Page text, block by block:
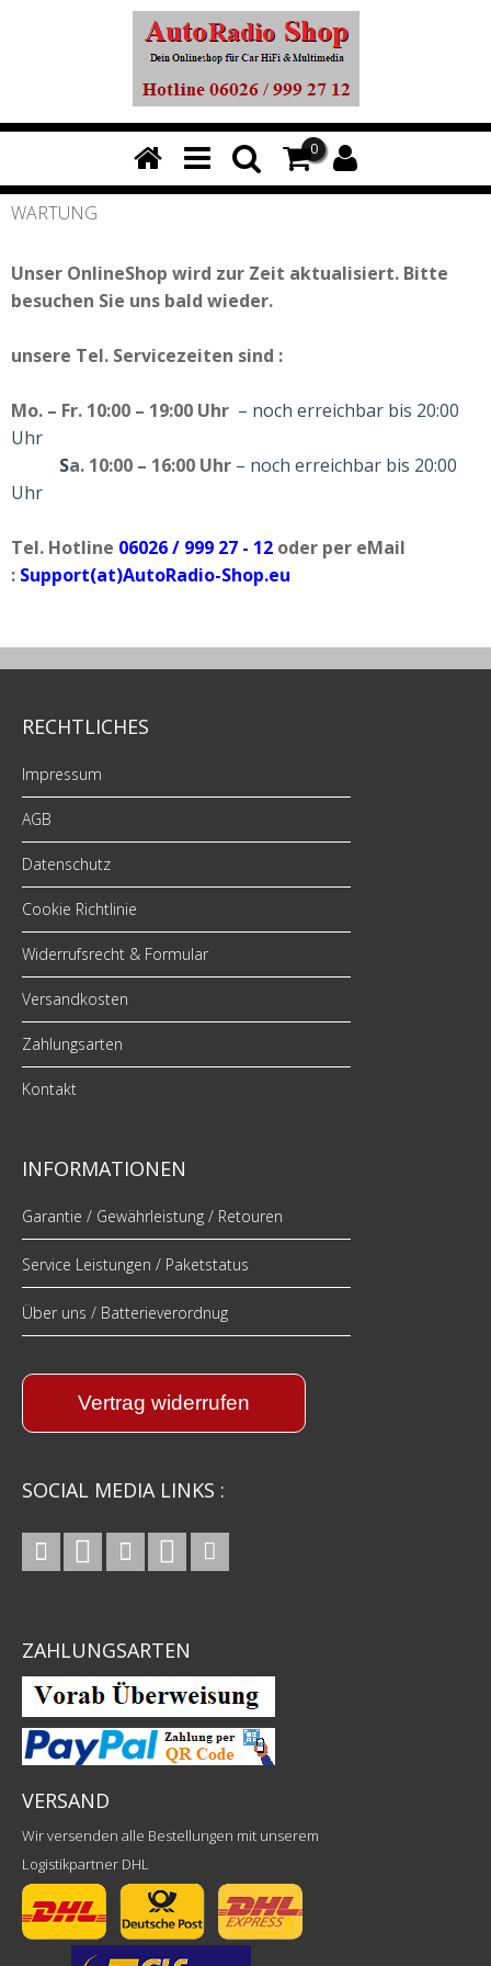
0
WARTUNG
Unser OnlineShop wird zur Zeit aktualisiert. Bitte
besuchen Sie uns bald wieder.
unsere Tel. Servicezeiten sind :
Mo. – Fr. 10:00 – 19:00 Uhr – noch erreichbar bis 20:00
Uhr
Sa. 10:00 – 16:00 Uhr – noch erreichbar bis 20:00
Uhr
Tel. Hotline 06026 / 999 27 - 12 oder per eMail
: Support(at)AutoRadio-Shop.eu
RECHTLICHES
Impressum
AGB
Datenschutz
Cookie Richtlinie
Widerrufsrecht & Formular
Versandkosten
Zahlungsarten
Kontakt
INFORMATIONEN
Garantie / Gewährleistung / Retouren
Service Leistungen / Paketstatus
Über uns / Batterieverordnug
Vertrag widerrufen
SOCIAL MEDIA LINKS :
ZAHLUNGSARTEN
VERSAND
Wir versenden alle Bestellungen mit unserem
Logistikpartner DHL